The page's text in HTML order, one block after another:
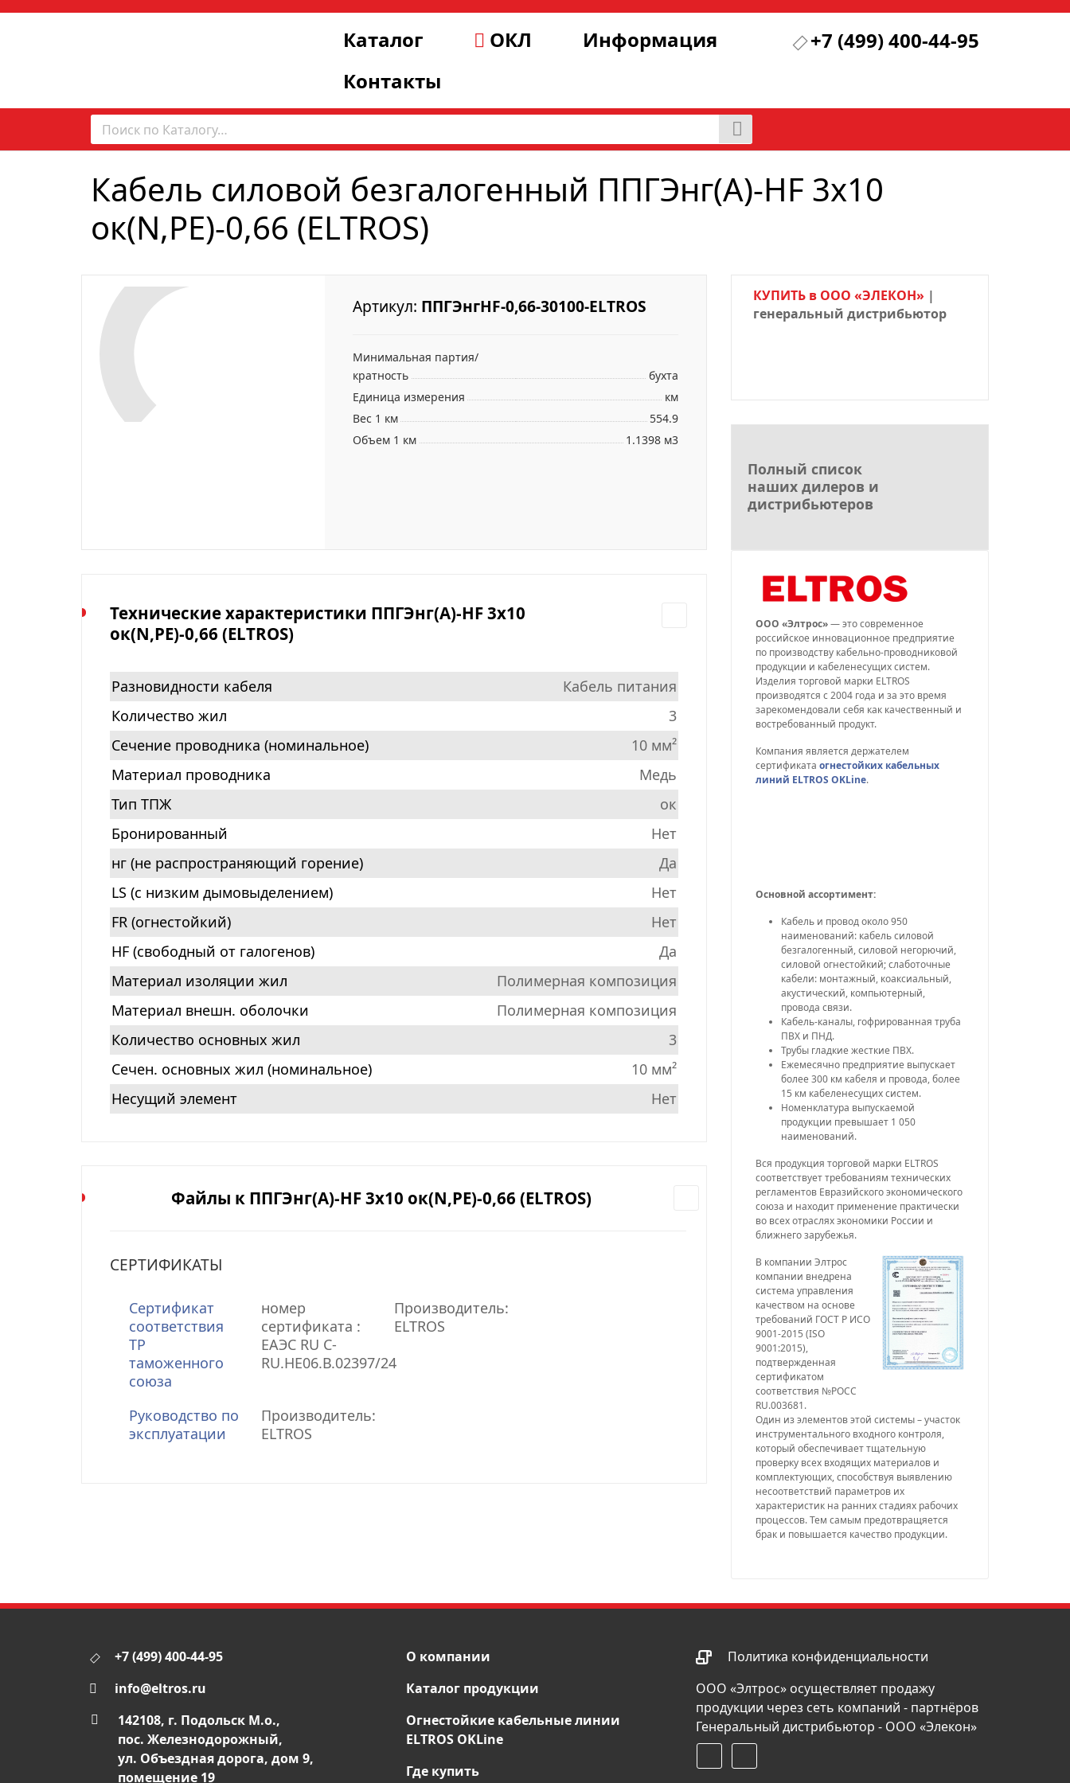
Каталог ОКЛ
Информация
Контакты
+7 (499) 400-44-95
Кабель силовой безгалогенный ППГЭнг(А)-HF 3х10
ок(N,PE)-0,66 (ELTROS)
Артикул: ППГЭнгHF-0,66-30100-ELTROS
Минимальная партия/
кратность
бухта
Единица измерения
км
Вес 1 км
554.9
Объем 1 км
1.1398 м3
КУПИТЬ в ООО «ЭЛЕКОН» |
генеральный дистрибьютор
Полный список
наших дилеров и
дистрибьютеров
Технические характеристики ППГЭнг(А)-HF 3х10
ок(N,PE)-0,66 (ELTROS)
Разновидности кабеля
Кабель питания
Количество жил
3
Сечение проводника (номинальное)
10 мм²
Материал проводника
Медь
Тип ТПЖ
ок
Бронированный
Нет
нг (не распространяющий горение)
Да
LS (с низким дымовыделением)
Нет
FR (огнестойкий)
Нет
HF (свободный от галогенов)
Да
Материал изоляции жил
Полимерная композиция
Материал внешн. оболочки
Полимерная композиция
Количество основных жил
3
Сечен. основных жил (номинальное)
10 мм²
Несущий элемент
Нет
Файлы к ППГЭнг(А)-HF 3х10 ок(N,PE)-0,66 (ELTROS)
СЕРТИФИКАТЫ
Сертификат
соответствия
ТР
таможенного
союза
номер
сертификата :
ЕАЭС RU С-
RU.НЕ06.В.02397/24
Производитель:
ELTROS
Руководство по
эксплуатации
Производитель:
ELTROS
ООО «Элтрос»— это современное
российское инновационное предприятие
по производству кабельно-проводниковой
продукции и кабеленесущих систем.
Изделия торговой марки ELTROS
производятся с 2004 года и за это время
зарекомендовали себя как качественный и
востребованный продукт.
Компания является держателем
сертификатаогнестойких кабельных
линий ELTROS OKLine.
Основной ассортимент:
Кабель и провод около 950
наименований: кабель силовой
безгалогенный, силовой негорючий,
силовой огнестойкий; слаботочные
кабели: монтажный, коаксиальный,
акустический, компьютерный,
провода связи.
Кабель-каналы, гофрированная труба
ПВХ и ПНД.
Трубы гладкие жесткие ПВХ.
Ежемесячно предприятие выпускает
более 300 км кабеля и провода, более
15 км кабеленесущих систем.
Номенклатура выпускаемой
продукции превышает 1 050
наименований.
Вся продукция торговой марки ELTROS
соответствует требованиям технических
регламентов Евразийского экономического
союза и находит применение практически
во всех отраслях экономики России и
ближнего зарубежья.
В компании Элтрос
компании внедрена
система управления
качеством на основе
требований ГОСТ Р ИСО
9001-2015 (ISO
9001:2015),
подтвержденная
сертификатом
соответствия №РОСС
RU.003681.
Один из элементов этой системы – участок
инструментального входного контроля,
который обеспечивает тщательную
проверку всех входящих материалов и
комплектующих, способствуя выявлению
несоответствий параметров их
характеристик на ранних стадиях рабочих
процессов. Тем самым предотвращяется
брак и повышается качество продукции.
+7 (499) 400-44-95
info@eltros.ru
142108, г. Подольск М.о.,
пос. Железнодорожный,
ул. Объездная дорога, дом 9,
помещение 19
О компании
Каталог продукции
Огнестойкие кабельные линии
ELTROS OKLine
Где купить
Политика конфиденциальности
ООО «Элтрос» осуществляет продажу
продукции через сеть компаний - партнёров
Генеральный дистрибьютор - ООО «Элекон»